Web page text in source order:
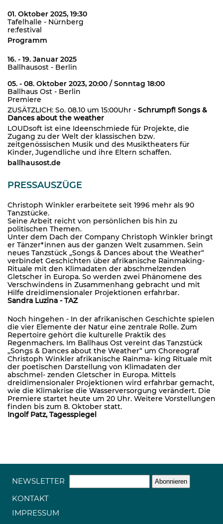
01. Oktober 2025, 19:30
Tafelhalle - Nürnberg
re:festival
Programm
16. - 19. Januar 2025
Ballhausost - Berlin
05. - 08. Oktober 2023, 20:00 / Sonntag 18:00
Ballhaus Ost - Berlin
Premiere
ZUSÄTZLICH: So. 08.10 um 15:00Uhr - Schrumpf! Songs &
Dances about the weather
LOUDsoft ist eine Ideenschmiede für Projekte, die
Zugang zu der Welt der klassischen bzw.
zeitgenössischen Musik und des Musiktheaters für
Kinder, Jugendliche und ihre Eltern schaffen.
ballhausost.de
PRESSAUSZÜGE
Christoph Winkler erarbeitete seit 1996 mehr als 90
Tanzstücke.
Seine Arbeit reicht von persönlichen bis hin zu
politischen Themen.
Unter dem Dach der Company Christoph Winkler bringt
er Tänzer*innen aus der ganzen Welt zusammen. Sein
neues Tanzstück „Songs & Dances about the Weather“
verbindet Geschichten über afrikanische Rainmaking-
Rituale mit den Klimadaten der abschmelzenden
Gletscher in Europa. So werden zwei Phänomene des
Verschwindens in Zusammenhang gebracht und mit
Hilfe dreidimensionaler Projektionen erfahrbar.
Sandra Luzina - TAZ
Noch hingehen - In der afrikanischen Geschichte spielen
die vier Elemente der Natur eine zentrale Rolle. Zum
Repertoire gehört die kulturelle Praktik des
Regenmachers. Im Ballhaus Ost vereint das Tanzstück
,,Songs & Dances about the Weather“ um Choreograf
Christoph Winkler afrikanische Rainma- king Rituale mit
der poetischen Darstellung von Klimadaten der
abschmel- zenden Gletscher in Europa. Mittels
dreidimensionaler Projektionen wird erfahrbar gemacht,
wie die Klimakrise die Wasserversorgung verändert. Die
Premiere startet heute um 20 Uhr. Weitere Vorstellungen
finden bis zum 8. Oktober statt.
Ingolf Patz, Tagesspiegel
NEWSLETTER
KONTAKT
IMPRESSUM